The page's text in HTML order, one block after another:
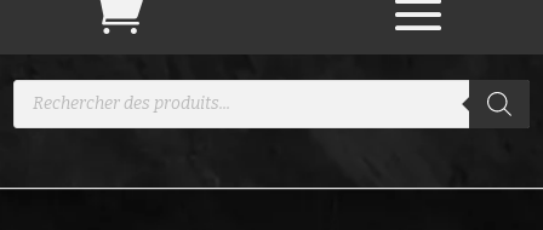
Recherche